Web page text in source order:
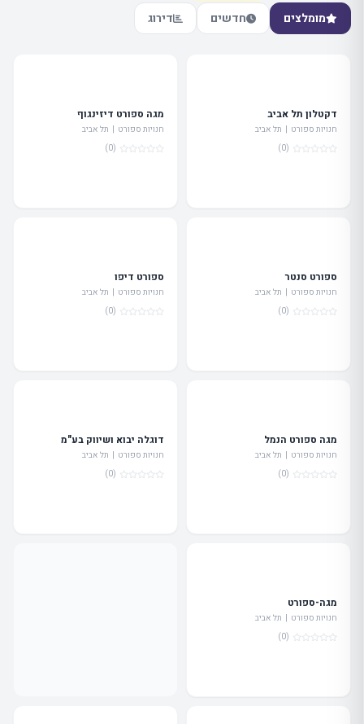
מומלצים חדשים דירוג
דקטלון תל אביב
חנויות ספורט | תל אביב
(0)
מגה ספורט דיזינגוף
חנויות ספורט | תל אביב
(0)
ספורט סנטר
חנויות ספורט | תל אביב
(0)
ספורט דיפו
חנויות ספורט | תל אביב
(0)
מגה ספורט הנמל
חנויות ספורט | תל אביב
(0)
דוגלה יבוא ושיווק בע"מ
חנויות ספורט | תל אביב
(0)
מגה-ספורט
חנויות ספורט | תל אביב
(0)